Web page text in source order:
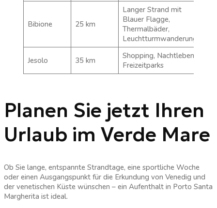
Bibione 25 km
Langer Strand mit
Blauer Flagge,
Thermalbäder,
Leuchtturmwanderung
Jesolo 35 km
Shopping, Nachtleben,
Freizeitparks
Planen Sie jetzt Ihren
Urlaub im Verde Mare
Ob Sie lange, entspannte Strandtage, eine sportliche Woche
oder einen Ausgangspunkt für die Erkundung von Venedig und
der venetischen Küste wünschen – ein Aufenthalt in Porto Santa
Margherita ist ideal.